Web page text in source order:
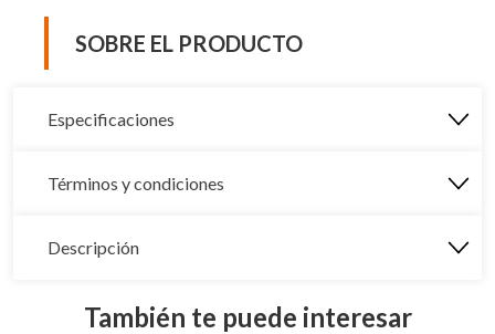
SOBRE EL PRODUCTO
Especificaciones
Términos y condiciones
Descripción
También te puede interesar